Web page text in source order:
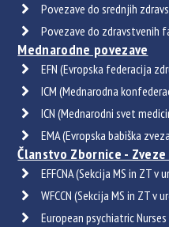
Povezave do srednjih
Povezave do zdravstvenih
Mednarodne povezave
EFN (Evropska federacija
ICM (Mednarodna
ICN (Mednarodni svet
EMA (Evropska babiška
Članstvo Zbornice -
EFFCNA (Sekcija MS in ZT v
WFCCN (Sekcija MS in ZT v
European psychiatric